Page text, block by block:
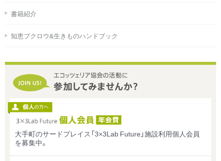
書籍紹介
知恵ブクロウ&生きものハンドブック
大手町のサードプレイス「3×3Lab Future」施設利用個人会員
を募集中。